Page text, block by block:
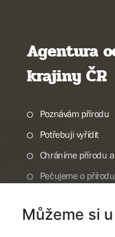
Agentura
krajiny ČR
Poznávám přírodu
Potřebuji vyřídit
Chráníme přírodu
Pečujeme o
O nás
Můžeme si